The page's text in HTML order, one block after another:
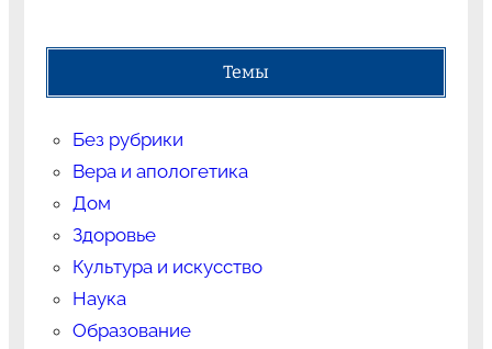
Темы
Без рубрики
Вера и апологетика
Дом
Здоровье
Культура и искусство
Наука
Образование